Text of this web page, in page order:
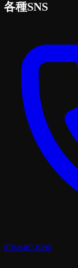
各種SNS
070-8487-8390